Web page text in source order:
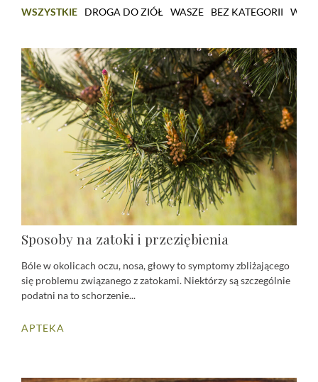
WSZYSTKIE DROGA DO ZIÓŁ WASZE BEZ KATEGORII
Sposoby na zatoki i przeziębienia
Bóle w okolicach oczu, nosa, głowy to symptomy zbliżającego
się problemu związanego z zatokami. Niektórzy są szczególnie
podatni na to schorzenie...
APTEKA